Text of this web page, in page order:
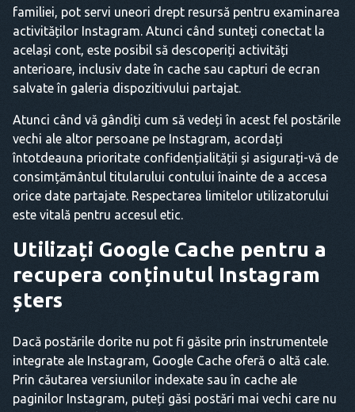
familiei, pot servi uneori drept resursă pentru examinarea
activităților Instagram. Atunci când sunteți conectat la
același cont, este posibil să descoperiți activități
anterioare, inclusiv date în cache sau capturi de ecran
salvate în galeria dispozitivului partajat.
Atunci când vă gândiți cum să vedeți în acest fel postările
vechi ale altor persoane pe Instagram, acordați
întotdeauna prioritate confidențialității și asigurați-vă de
consimțământul titularului contului înainte de a accesa
orice date partajate. Respectarea limitelor utilizatorului
este vitală pentru accesul etic.
Utilizați Google Cache pentru a
recupera conținutul Instagram
șters
Dacă postările dorite nu pot fi găsite prin instrumentele
integrate ale Instagram, Google Cache oferă o altă cale.
Prin căutarea versiunilor indexate sau în cache ale
paginilor Instagram, puteți găsi postări mai vechi care nu